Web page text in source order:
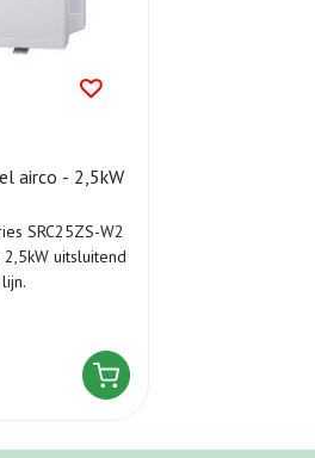
airco - 2,5kW
SRC25ZS-W2
uitsluitend